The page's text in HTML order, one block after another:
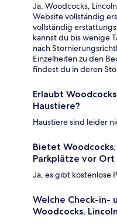
Ja, Woodcocks,
Website vollständig
vollständig
kannst du bis wenige
nach
Einzelheiten zu den
findest du in deren
Erlaubt
Haustiere?
Haustiere sind leider
Bietet
Parkplätze vor Ort
Ja, es gibt kostenlose
Welche Check-in-
Woodcocks,